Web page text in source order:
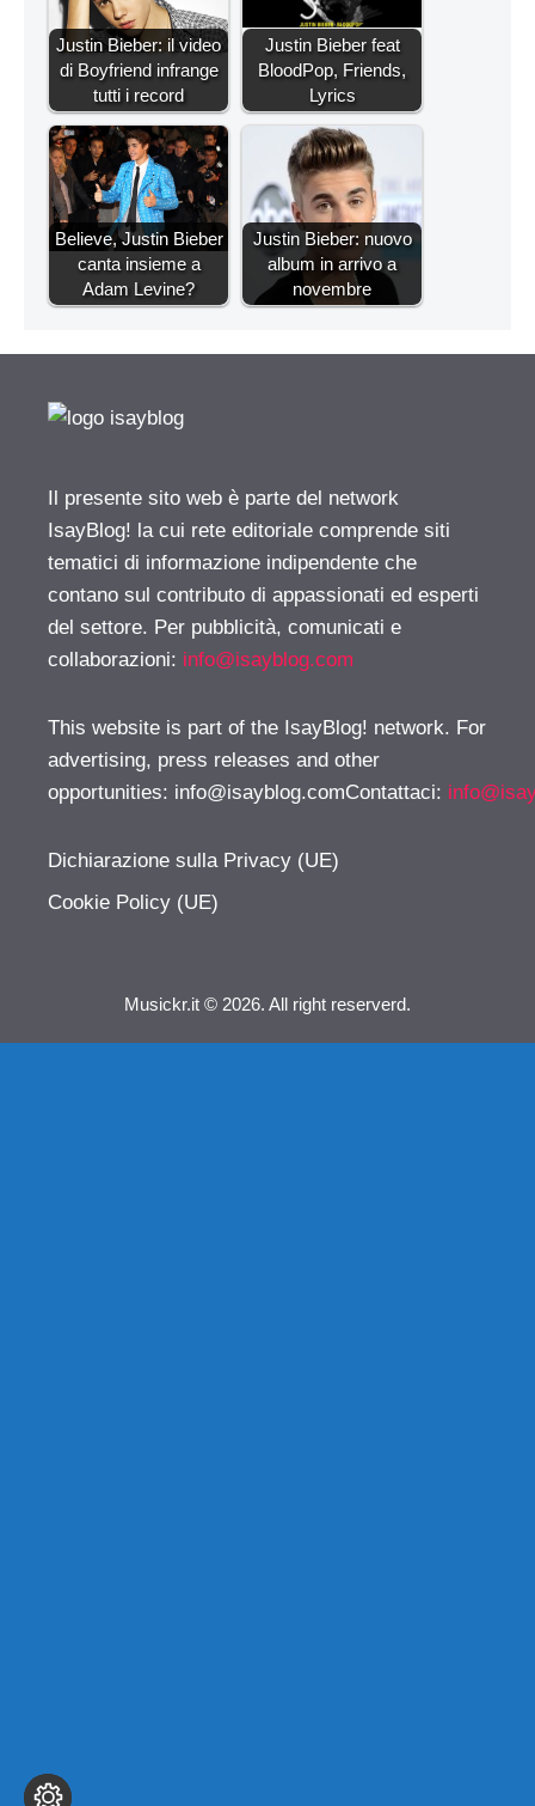
Justin Bieber: il video
di Boyfriend infrange
tutti i record
Justin Bieber feat
BloodPop, Friends,
Lyrics
Believe, Justin Bieber
canta insieme a
Adam Levine?
Justin Bieber: nuovo
album in arrivo a
novembre
Il presente sito web è parte del network
IsayBlog! la cui rete editoriale comprende siti
tematici di informazione indipendente che
contano sul contributo di appassionati ed esperti
del settore. Per pubblicità, comunicati e
collaborazioni: info@isayblog.com
This website is part of the IsayBlog! network. For
advertising, press releases and other
opportunities: info@isayblog.comContattaci:
Dichiarazione sulla Privacy (UE)
Cookie Policy (UE)
Musickr.it © 2026. All right reserverd.